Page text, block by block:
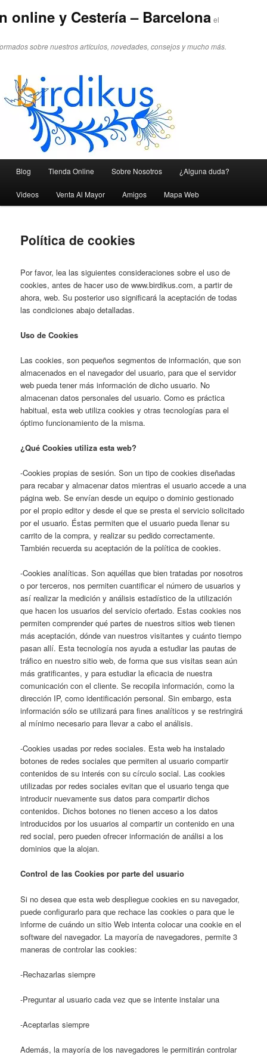
online y Cestería – Barcelona el
sobre nuestros artículos, novedades, consejos y mucho más.
Ir al contenido principal
Ir al contenido secundario
Blog Tienda Online Sobre Nosotros ¿Alguna duda?
Videos Venta Al Mayor Amigos Mapa Web
Política de cookies
Por favor, lea las siguientes consideraciones sobre el uso de
cookies, antes de hacer uso de www.birdikus.com, a partir de
ahora, web. Su posterior uso significará la aceptación de todas
las condiciones abajo detalladas.
Uso de Cookies
Las cookies, son pequeños segmentos de información, que son
almacenados en el navegador del usuario, para que el servidor
web pueda tener más información de dicho usuario. No
almacenan datos personales del usuario. Como es práctica
habitual, esta web utiliza cookies y otras tecnologías para el
óptimo funcionamiento de la misma.
¿Qué Cookies utiliza esta web?
-Cookies propias de sesión. Son un tipo de cookies diseñadas
para recabar y almacenar datos mientras el usuario accede a una
página web. Se envían desde un equipo o dominio gestionado
por el propio editor y desde el que se presta el servicio solicitado
por el usuario. Éstas permiten que el usuario pueda llenar su
carrito de la compra, y realizar su pedido correctamente.
También recuerda su aceptación de la política de cookies.
-Cookies analíticas. Son aquéllas que bien tratadas por nosotros
o por terceros, nos permiten cuantificar el número de usuarios y
así realizar la medición y análisis estadístico de la utilización
que hacen los usuarios del servicio ofertado. Estas cookies nos
permiten comprender qué partes de nuestros sitios web tienen
más aceptación, dónde van nuestros visitantes y cuánto tiempo
pasan allí. Esta tecnología nos ayuda a estudiar las pautas de
tráfico en nuestro sitio web, de forma que sus visitas sean aún
más gratificantes, y para estudiar la eficacia de nuestra
comunicación con el cliente. Se recopila información, como la
dirección IP, como identificación personal. Sin embargo, esta
información sólo se utilizará para fines analíticos y se restringirá
al mínimo necesario para llevar a cabo el análisis.
-Cookies usadas por redes sociales. Esta web ha instalado
botones de redes sociales que permiten al usuario compartir
contenidos de su interés con su círculo social. Las cookies
utilizadas por redes sociales evitan que el usuario tenga que
introducir nuevamente sus datos para compartir dichos
contenidos. Dichos botones no tienen acceso a los datos
introducidos por los usuarios al compartir un contenido en una
red social, pero pueden ofrecer información de análisi a los
dominios que la alojan.
Control de las Cookies por parte del usuario
Si no desea que esta web despliegue cookies en su navegador,
puede configurarlo para que rechace las cookies o para que le
informe de cuándo un sitio Web intenta colocar una cookie en el
software del navegador. La mayoría de navegadores, permite 3
maneras de controlar las cookies:
-Rechazarlas siempre
-Preguntar al usuario cada vez que se intente instalar una
-Aceptarlas siempre
Además, la mayoría de los navegadores le permitirán controlar